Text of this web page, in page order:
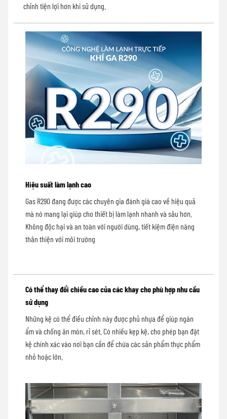
chỉnh tiện lợi hơn khi sử dụng.
Hiệu suất làm lạnh cao
Gas R290 đang được các chuyên gia đánh giá cao về hiệu quả
mà nó mang lại giúp cho thiết bị làm lạnh nhanh và sâu hơn.
Không độc hại và an toàn với người dùng, tiết kiệm điện năng
thân thiện với môi trường
Có thể thay đổi chiều cao của các khay cho phù hợp nhu cầu
sử dụng
Những kệ có thể điều chỉnh này được phủ nhựa để giúp ngăn
ẩm và chống ăn mòn, rỉ sét. Có nhiều kẹp kệ, cho phép bạn đặt
kệ chính xác vào nơi bạn cần để chứa các sản phẩm thực phẩm
nhỏ hoặc lớn.